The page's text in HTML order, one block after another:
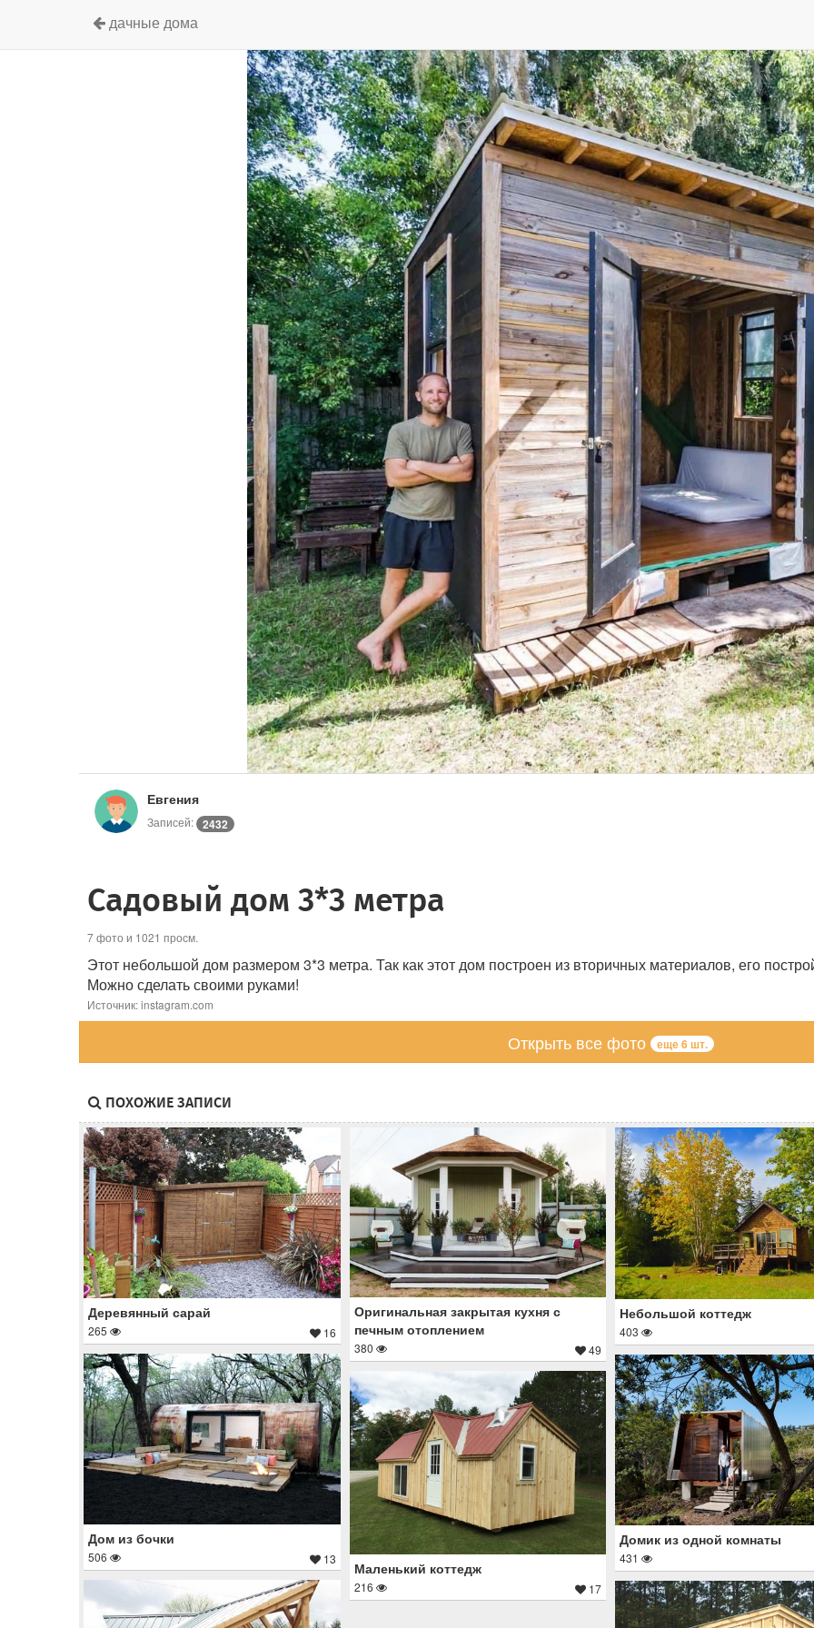
дачные дома
Евгения
Записей: 2432
Садовый дом 3*3 метра
7 фото и 1021 просм.
Этот небольшой дом размером 3*3 метра. Так как этот дом построен из вторичных материалов, его
Можно сделать своими руками!
Источник: instagram.com
Открыть все фото еще 6 шт.
ПОХОЖИЕ ЗАПИСИ
Деревянный сарай
265 16
Оригинальная закрытая кухня с
печным отоплением
380 49
Небольшой коттедж
403
Дом из бочки
506 13
Домик из одной комнаты
431
Маленький коттедж
216 17